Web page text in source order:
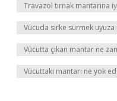
Travazol tırnak mantarına
Vücuda sirke sürmek uyuza
Vücutta çıkan mantar ne
Vücuttaki mantarı ne yok